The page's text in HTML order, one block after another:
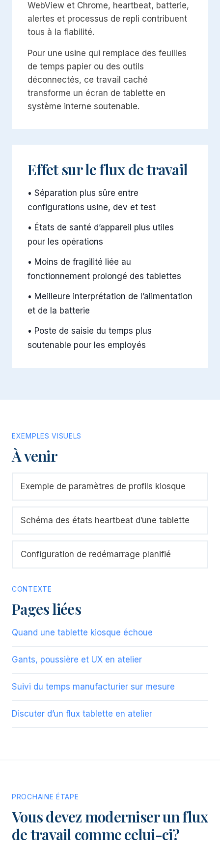
WebView et Chrome, heartbeat, batterie,
alertes et processus de repli contribuent
tous à la fiabilité.
Pour une usine qui remplace des feuilles
de temps papier ou des outils
déconnectés, ce travail caché
transforme un écran de tablette en
système interne soutenable.
Effet sur le flux de travail
• Séparation plus sûre entre
configurations usine, dev et test
• États de santé d’appareil plus utiles
pour les opérations
• Moins de fragilité liée au
fonctionnement prolongé des tablettes
• Meilleure interprétation de l’alimentation
et de la batterie
• Poste de saisie du temps plus
soutenable pour les employés
EXEMPLES VISUELS
À venir
Exemple de paramètres de profils kiosque
Schéma des états heartbeat d’une tablette
Configuration de redémarrage planifié
CONTEXTE
Pages liées
Quand une tablette kiosque échoue
Gants, poussière et UX en atelier
Suivi du temps manufacturier sur mesure
Discuter d’un flux tablette en atelier
PROCHAINE ÉTAPE
Vous devez moderniser un flux
de travail comme celui-ci?